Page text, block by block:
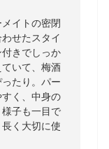
イトの密閉
せたスタイ
きでしっか
いて、梅酒
たり。パー
く、中身の
子も一目で
く大切に使